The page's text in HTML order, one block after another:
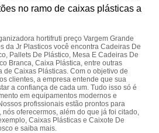
no ramo de caixas plásticas a
hortifruti preço Vargem Grande
da Jr Plasticos você encontra Cadeiras De
Pallets De Plástico, Mesa E Cadeiras De
Branca, Caixa Plástica, entre outras
de Caixas Plásticas. Com o objetivo de
clientes, a empresa entende que sua
a confiança de cada um. Tudo isso só é
em equipamentos modernos e
profissionais estão prontos para
oferecermos, além do que já foi citado,
Caixas Plásticas e Caixote De
e saiba mais.